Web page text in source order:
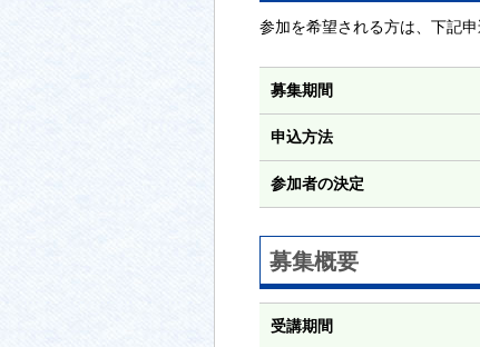
参加を希望される方は、下記
募集期間
申込方法
参加者の決定
募集概要
受講期間